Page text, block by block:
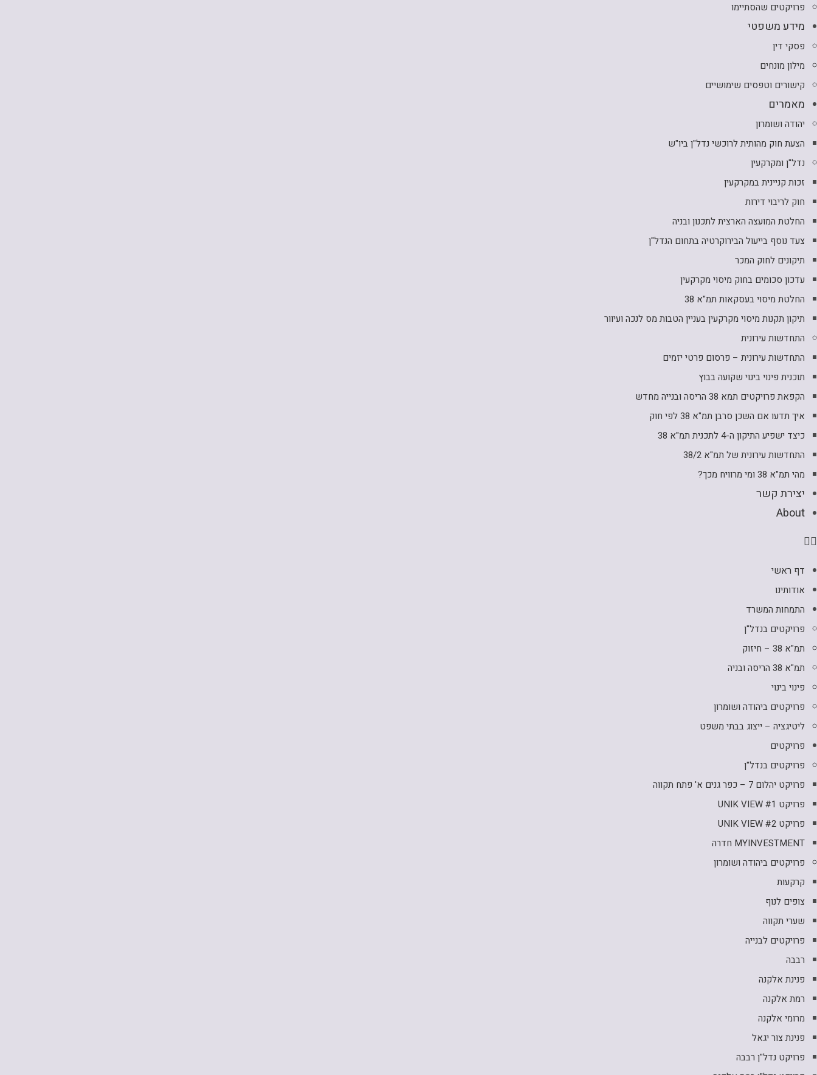
פרויקטים שהסתיימו
מידע משפטי
פסקי דין
מילון מונחים
קישורים וטפסים שימושיים
מאמרים
יהודה ושומרון
הצעת חוק מהותית לרוכשי נדל"ן ביו"ש
נדל"ן ומקרקעין
זכות קניינית במקרקעין
חוק לריבוי דירות
החלטת המועצה הארצית לתכנון ובניה
צעד נוסף בייעול הבירוקרטיה בתחום הנדל"ן
תיקונים לחוק המכר
עדכון סכומים בחוק מיסוי מקרקעין
החלטת מיסוי בעסקאות תמ"א 38
תיקון תקנות מיסוי מקרקעין בעניין הטבות מס לנכה ועיוור
התחדשות עירונית
התחדשות עירונית – פרסום פרטי יזמים
תוכנית פינוי בינוי שקועה בבוץ
הקפאת פרויקטים תמא 38 הריסה ובנייה מחדש
איך תדעו אם השכן סרבן תמ"א 38 לפי חוק
כיצד ישפיע התיקון ה-4 לתכנית תמ"א 38
התחדשות עירונית של תמ"א 38/2
מהי תמ"א 38 ומי מרוויח מכך?
יצירת קשר
About
דף ראשי
אודותינו
התמחות המשרד
פרויקטים בנדל"ן
תמ"א 38 – חיזוק
תמ"א 38 הריסה ובניה
פינוי בינוי
פרויקטים ביהודה ושומרון
ליטיגציה – ייצוג בבתי משפט
פרויקטים
פרויקטים בנדל"ן
פרויקט יהלום 7 – כפר גנים א' פתח תקווה
פרויקט UNIK VIEW #1
פרויקט UNIK VIEW #2
MYINVESTMENT חדרה
פרויקטים ביהודה ושומרון
קרקעות
צופים לנוף
שערי תקווה
פרויקטים לבנייה
רבבה
פנינת אלקנה
רמת אלקנה
מרומי אלקנה
פנינת צור יגאל
פרויקט נדל"ן רבבה